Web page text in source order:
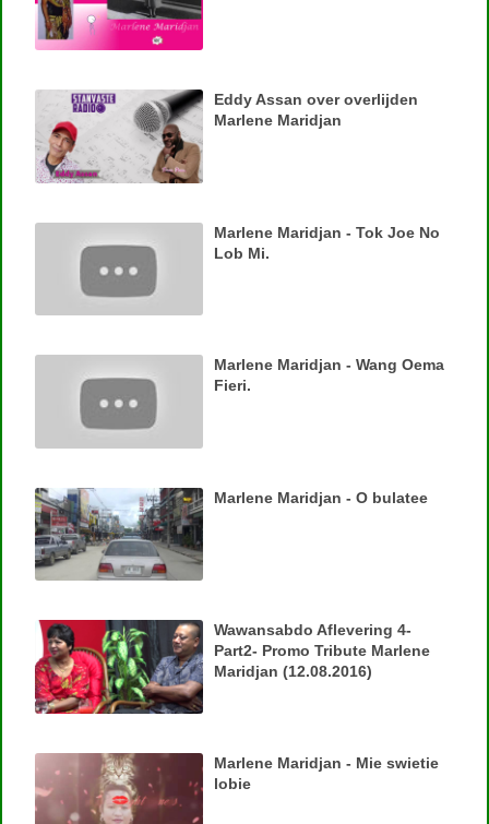
Eddy Assan over overlijden
Marlene Maridjan
Marlene Maridjan - Tok Joe No
Lob Mi.
Marlene Maridjan - Wang Oema
Fieri.
Marlene Maridjan - O bulatee
Wawansabdo Aflevering 4-
Part2- Promo Tribute Marlene
Maridjan (12.08.2016)
Marlene Maridjan - Mie swietie
lobie